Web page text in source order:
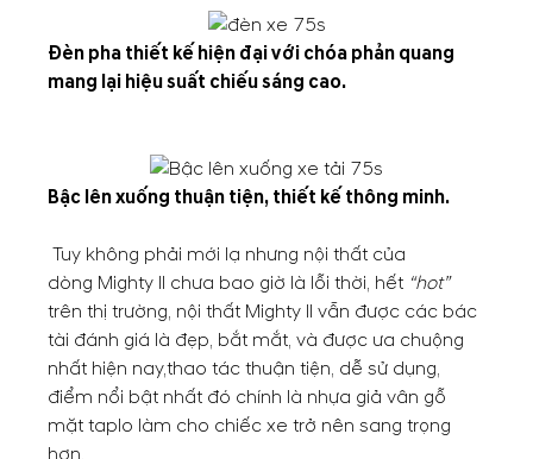
Đèn pha thiết kế hiện đại với chóa phản quang
mang lại hiệu suất chiếu sáng cao.
Bậc lên xuống thuận tiện, thiết kế thông minh.
Tuy không phải mới lạ nhưng nội thất của
dòng Mighty II chưa bao giờ là lỗi thời, hết “hot”
trên thị trường, nội thất Mighty II vẫn được các bác
tài đánh giá là đẹp, bắt mắt, và được ưa chuộng
nhất hiện nay,thao tác thuận tiện, dễ sử dụng,
điểm nổi bật nhất đó chính là nhựa giả vân gỗ
mặt taplo làm cho chiếc xe trở nên sang trọng